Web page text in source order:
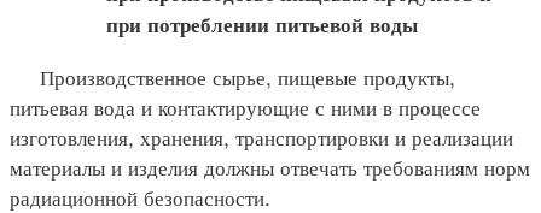
при потреблении питьевой воды
Производственное сырье, пищевые продукты,
питьевая вода и контактирующие с ними в процессе
изготовления, хранения, транспортировки и реализации
материалы и изделия должны отвечать требованиям норм
радиационной безопасности.